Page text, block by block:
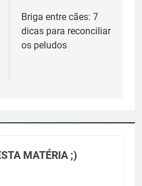
Briga entre cães: 7
dicas para reconciliar
os peludos
MATÉRIA ;)